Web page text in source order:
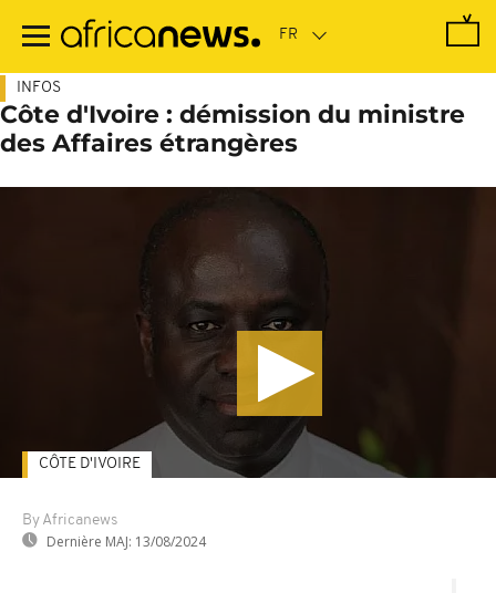
contenu
INFOS
Côte d'Ivoire : démission du ministre
des Affaires étrangères
By Africanews
Dernière MAJ: 13/08/2024
CÔTE D'IVOIRE